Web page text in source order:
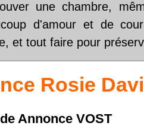
une chambre,
d'amour et de
et tout faire pour
Rosie
Annonce VOST